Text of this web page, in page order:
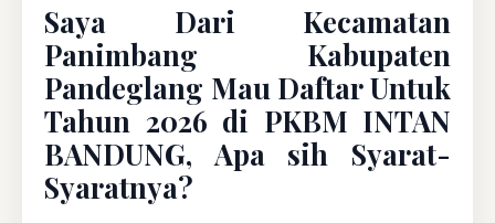
Saya Dari Kecamatan
Panimbang Kabupaten
Pandeglang Mau Daftar Untuk
Tahun 2026 di PKBM INTAN
BANDUNG, Apa sih Syarat-
Syaratnya?